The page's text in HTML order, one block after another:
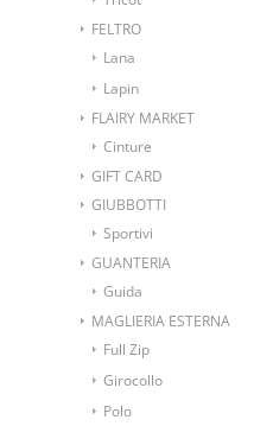
FELTRO
Lana
Lapin
FLAIRY MARKET
Cinture
GIFT CARD
GIUBBOTTI
Sportivi
GUANTERIA
Guida
MAGLIERIA ESTERNA
Full Zip
Girocollo
Polo